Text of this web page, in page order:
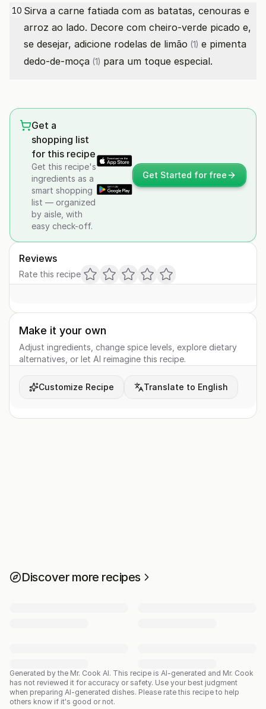
10 Sirva a carne fatiada com as batatas, cenouras e
arroz ao lado. Decore com cheiro-verde picado e,
se desejar, adicione rodelas de limão (1) e pimenta
dedo-de-moça (1) para um toque especial.
Get a
shopping list
for this recipe
Get this recipe's
ingredients as a
smart shopping
list — organized
by aisle, with
easy check-off.
Get Started for free
Reviews
Rate this recipe
Make it your own
Adjust ingredients, change spice levels, explore dietary
alternatives, or let AI reimagine this recipe.
Customize Recipe Translate to English
Discover more recipes
Generated by the Mr. Cook AI. This recipe is AI-generated and Mr. Cook
has not reviewed it for accuracy or safety. Use your best judgment
when preparing AI-generated dishes. Please rate this recipe to help
others know if it's good or not.